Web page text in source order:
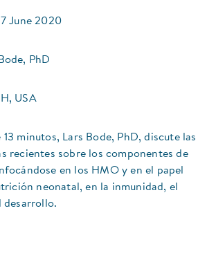
June 2020
PhD
USA
minutos, Lars Bode, PhD, discute las
recientes sobre los componentes de
en los HMO y en el papel
neonatal, en la inmunidad, el
desarrollo.